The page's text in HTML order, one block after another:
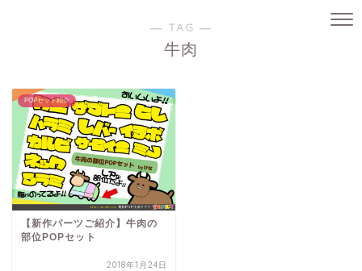
― TAG ―
牛肉
POPセット紹介
【新作パーツご紹介】牛肉の
部位POPセット
2018年1月24日